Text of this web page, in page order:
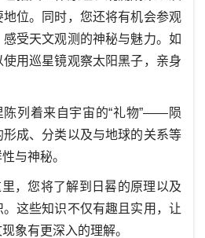
位。同时，您还将有机会参观
受天文观测的神秘与魅力。如
用巡星镜观察太阳黑子，亲身
陈列着来自宇宙的“礼物”——陨
成、分类以及与地球的关系等
与神秘。
，您将了解到 日晷的原理以及
这些知识不仅有趣且实用，让
象有更深入的理解。